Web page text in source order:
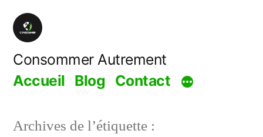
Aller
contenu
Consommer Autrement
Accueil Blog Contact
Archives de l’étiquette :